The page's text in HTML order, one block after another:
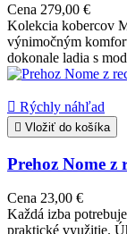
Cena 279,00 €
Kolekcia kobercov
výnimočným
dokonale ladia s
 Rýchly náhľad
 Vložiť do košíka
Prehoz Nome z
Cena 23,00 €
Každá izba
praktické využitie.